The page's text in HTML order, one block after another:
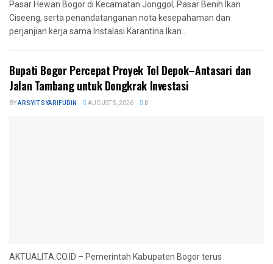
Pasar Hewan Bogor di Kecamatan Jonggol, Pasar Benih Ikan
Ciseeng, serta penandatanganan nota kesepahaman dan
perjanjian kerja sama Instalasi Karantina Ikan...
Bupati Bogor Percepat Proyek Tol Depok–Antasari dan
Jalan Tambang untuk Dongkrak Investasi
BYARSYIT SYARIFUDIN AUGUST 5, 2026 0
AKTUALITA.CO.ID – Pemerintah Kabupaten Bogor terus